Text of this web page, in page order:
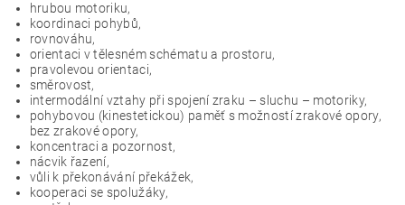
hrubou motoriku,
koordinaci pohybů,
rovnováhu,
orientaci v tělesném schématu a prostoru,
pravolevou orientaci,
směrovost,
intermodální vztahy při spojení zraku – sluchu – motoriky,
pohybovou (kinestetickou) paměť s možností zrakové opory,
bez zrakové opory,
koncentraci a pozornost,
nácvik řazení,
vůli k překonávání překážek,
kooperaci se spolužáky,